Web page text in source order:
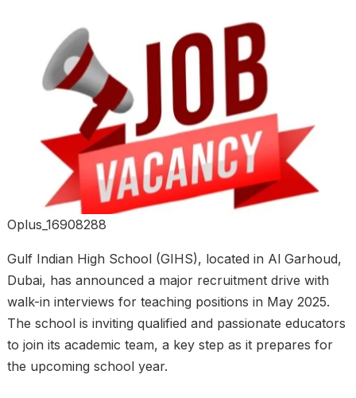
Oplus_16908288
Gulf Indian High School (GIHS), located in Al Garhoud,
Dubai, has announced a major recruitment drive with
walk-in interviews for teaching positions in May 2025.
The school is inviting qualified and passionate educators
to join its academic team, a key step as it prepares for
the upcoming school year.